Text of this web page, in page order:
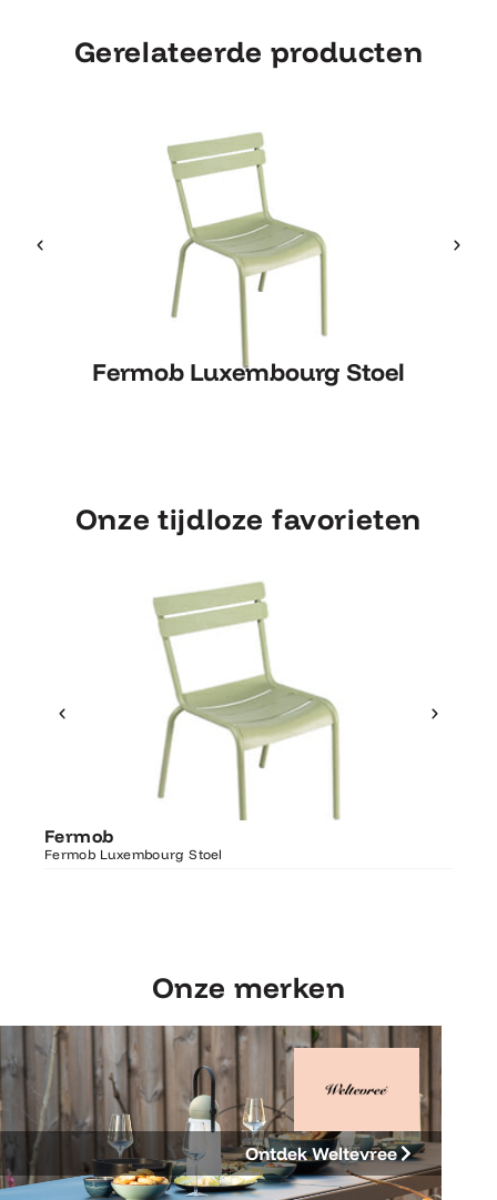
Gerelateerde producten
Fermob Luxembourg Stoel
Fermob Luxembourg Stoel
Onze tijdloze favorieten
Fermob
Fermob Luxembourg Stoel
Ontdek Fermob
Luxembourg Stoel
Onze merken
Ontdek Weltevree